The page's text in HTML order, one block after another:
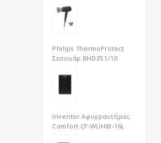
Philips ThermoProtect
Σεσουάρ BHD351/10
Inventor Αφυγραντήρας
Comfort CF-WUHIB-16L